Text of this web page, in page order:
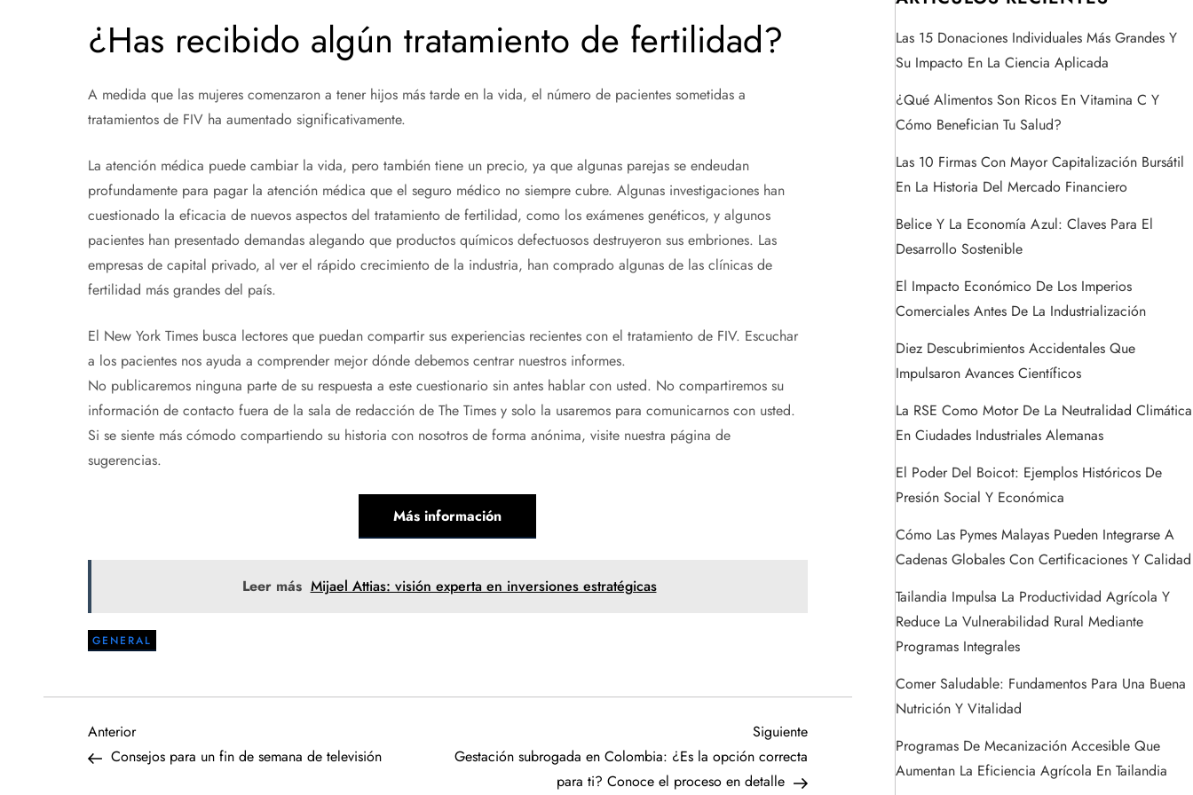
¿Has recibido algún tratamiento de fertilidad?
A medida que las mujeres comenzaron a tener hijos más tarde en la vida, el número de pacientes sometidas a
tratamientos de FIV ha aumentado significativamente.
La atención médica puede cambiar la vida, pero también tiene un precio, ya que algunas parejas se endeudan
profundamente para pagar la atención médica que el seguro médico no siempre cubre. Algunas investigaciones han
cuestionado la eficacia de nuevos aspectos del tratamiento de fertilidad, como los exámenes genéticos, y algunos
pacientes han presentado demandas alegando que productos químicos defectuosos destruyeron sus embriones. Las
empresas de capital privado, al ver el rápido crecimiento de la industria, han comprado algunas de las clínicas de
fertilidad más grandes del país.
El New York Times busca lectores que puedan compartir sus experiencias recientes con el tratamiento de FIV. Escuchar
a los pacientes nos ayuda a comprender mejor dónde debemos centrar nuestros informes.
No publicaremos ninguna parte de su respuesta a este cuestionario sin antes hablar con usted. No compartiremos su
información de contacto fuera de la sala de redacción de The Times y solo la usaremos para comunicarnos con usted.
Si se siente más cómodo compartiendo su historia con nosotros de forma anónima, visite nuestra página de
sugerencias.
Más información
Leer más Mijael Attias: visión experta en inversiones estratégicas
GENERAL
N
Entrada
anterior
Anterior
Consejos para un fin de semana de televisión
Siguiente
entrada
Siguiente
Gestación subrogada en Colombia: ¿Es la opción correcta
para ti? Conoce el proceso en detalle
Las 15 Donaciones Individuales Más Grandes Y
Su Impacto En La Ciencia Aplicada
¿Qué Alimentos Son Ricos En Vitamina C Y
Cómo Benefician Tu Salud?
Las 10 Firmas Con Mayor Capitalización Bursátil
En La Historia Del Mercado Financiero
Belice Y La Economía Azul: Claves Para El
Desarrollo Sostenible
El Impacto Económico De Los Imperios
Comerciales Antes De La Industrialización
Diez Descubrimientos Accidentales Que
Impulsaron Avances Científicos
La RSE Como Motor De La Neutralidad Climática
En Ciudades Industriales Alemanas
El Poder Del Boicot: Ejemplos Históricos De
Presión Social Y Económica
Cómo Las Pymes Malayas Pueden Integrarse A
Cadenas Globales Con Certificaciones Y Calidad
Tailandia Impulsa La Productividad Agrícola Y
Reduce La Vulnerabilidad Rural Mediante
Programas Integrales
Comer Saludable: Fundamentos Para Una Buena
Nutrición Y Vitalidad
Programas De Mecanización Accesible Que
Aumentan La Eficiencia Agrícola En Tailandia